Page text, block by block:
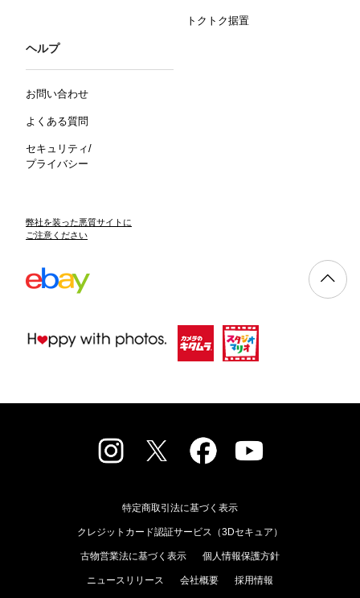
トクトク据置
ヘルプ
お問い合わせ
よくある質問
セキュリティ/
プライバシー
弊社を装った悪質サイトに
ご注意ください
特定商取引法に基づく表示
クレジットカード認証サービス（3Dセキュア）
古物営業法に基づく表示 個人情報保護方針
ニュースリリース 会社概要 採用情報